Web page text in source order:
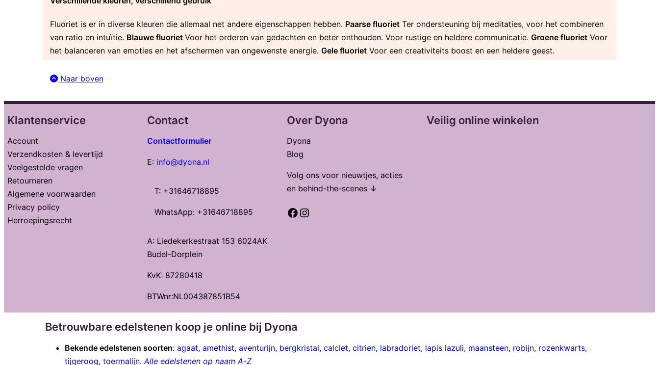
Fluoriet is er in diverse kleuren die allemaal net andere eigenschappen hebben. Paarse fluoriet Ter ondersteuning bij meditaties, voor het combineren
van ratio en intuïtie. Blauwe fluoriet Voor het orderen van gedachten en beter onthouden. Voor rustige en heldere communicatie. Groene fluoriet Voor
het balanceren van emoties en het afschermen van ongewenste energie. Gele fluoriet Voor een creativiteits boost en een heldere geest.
Naar boven
Klantenservice
Account
Verzendkosten & levertijd
Veelgestelde vragen
Retourneren
Algemene voorwaarden
Privacy policy
Herroepingsrecht
Contact
Contactformulier
E: info@dyona.nl
T: +31646718895
WhatsApp: +31646718895
A: Liedekerkestraat 153 6024AK
Budel-Dorplein
KvK: 87280418
BTWnr:NL004387851B54
Over Dyona
Dyona
Blog
Volg ons voor nieuwtjes, acties
en behind-the-scenes ↓
Facebook Instagram
Veilig online winkelen
Betrouwbare edelstenen koop je online bij Dyona
Bekende edelstenen soorten: agaat, amethist, aventurijn, bergkristal, calciet, citrien, labradoriet, lapis lazuli, maansteen, robijn, rozenkwarts,
tijgeroog, toermalijn. Alle edelstenen op naam A-Z